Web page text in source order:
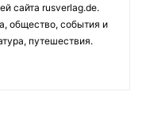
сайта rusverlag.de.
общество, события и
путешествия.